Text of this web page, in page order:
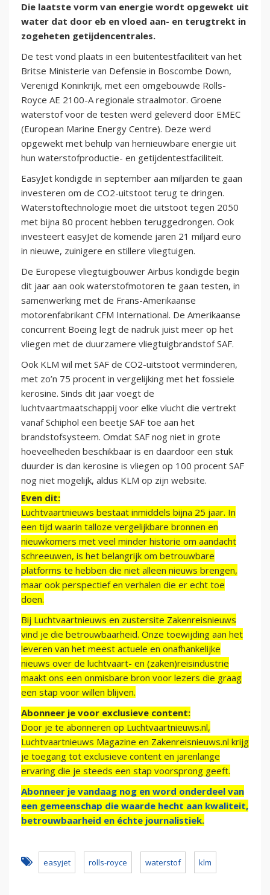
Die laatste vorm van energie wordt opgewekt uit
water dat door eb en vloed aan- en terugtrekt in
zogeheten getijdencentrales.
De test vond plaats in een buitentestfaciliteit van het
Britse Ministerie van Defensie in Boscombe Down,
Verenigd Koninkrijk, met een omgebouwde Rolls-
Royce AE 2100-A regionale straalmotor. Groene
waterstof voor de testen werd geleverd door EMEC
(European Marine Energy Centre). Deze werd
opgewekt met behulp van hernieuwbare energie uit
hun waterstofproductie- en getijdentestfaciliteit.
EasyJet kondigde in september aan miljarden te gaan
investeren om de CO2-uitstoot terug te dringen.
Waterstoftechnologie moet die uitstoot tegen 2050
met bijna 80 procent hebben teruggedrongen. Ook
investeert easyJet de komende jaren 21 miljard euro
in nieuwe, zuinigere en stillere vliegtuigen.
De Europese vliegtuigbouwer Airbus kondigde begin
dit jaar aan ook waterstofmotoren te gaan testen, in
samenwerking met de Frans-Amerikaanse
motorenfabrikant CFM International. De Amerikaanse
concurrent Boeing legt de nadruk juist meer op het
vliegen met de duurzamere vliegtuigbrandstof SAF.
Ook KLM wil met SAF de CO2-uitstoot verminderen,
met zo’n 75 procent in vergelijking met het fossiele
kerosine. Sinds dit jaar voegt de
luchtvaartmaatschappij voor elke vlucht die vertrekt
vanaf Schiphol een beetje SAF toe aan het
brandstofsysteem. Omdat SAF nog niet in grote
hoeveelheden beschikbaar is en daardoor een stuk
duurder is dan kerosine is vliegen op 100 procent SAF
nog niet mogelijk, aldus KLM op zijn website.
Even dit:
Luchtvaartnieuws bestaat inmiddels bijna 25 jaar. In
een tijd waarin talloze vergelijkbare bronnen en
nieuwkomers met veel minder historie om aandacht
schreeuwen, is het belangrijk om betrouwbare
platforms te hebben die niet alleen nieuws brengen,
maar ook perspectief en verhalen die er echt toe
doen.
Bij Luchtvaartnieuws en zustersite Zakenreisnieuws
vind je die betrouwbaarheid. Onze toewijding aan het
leveren van het meest actuele en onafhankelijke
nieuws over de luchtvaart- en (zaken)reisindustrie
maakt ons een onmisbare bron voor lezers die graag
een stap voor willen blijven.
Abonneer je voor exclusieve content:
Door je te abonneren op Luchtvaartnieuws.nl,
Luchtvaartnieuws Magazine en Zakenreisnieuws.nl krijg
je toegang tot exclusieve content en jarenlange
ervaring die je steeds een stap voorsprong geeft.
Abonneer je vandaag nog en word onderdeel van
een gemeenschap die waarde hecht aan kwaliteit,
betrouwbaarheid en échte journalistiek.
easyjet rolls-royce waterstof klm